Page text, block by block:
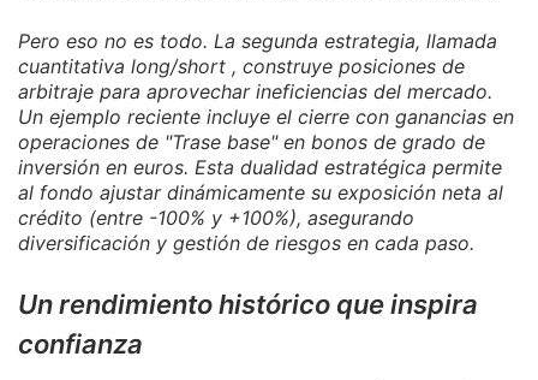
Pero eso no es todo. La segunda estrategia, llamada
cuantitativa long/short , construye posiciones de
arbitraje para aprovechar ineficiencias del mercado.
Un ejemplo reciente incluye el cierre con ganancias en
operaciones de "Trase base" en bonos de grado de
inversión en euros. Esta dualidad estratégica permite
al fondo ajustar dinámicamente su exposición neta al
crédito (entre -100% y +100%), asegurando
diversificación y gestión de riesgos en cada paso.
Un rendimiento histórico que inspira
confianza